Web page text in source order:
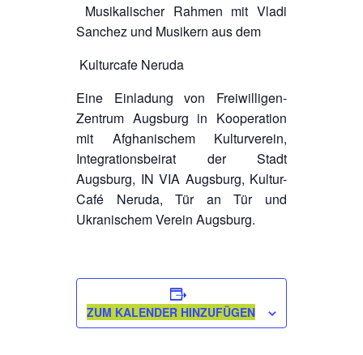
Musikalischer Rahmen mit Vladi
Sanchez und Musikern aus dem
Kulturcafe Neruda
Eine Einladung von Freiwilligen-
Zentrum Augsburg in Kooperation
mit Afghanischem Kulturverein,
Integrationsbeirat der Stadt
Augsburg, IN VIA Augsburg, Kultur-
Café Neruda, Tür an Tür und
Ukranischem Verein Augsburg.
ZUM KALENDER HINZUFÜGEN